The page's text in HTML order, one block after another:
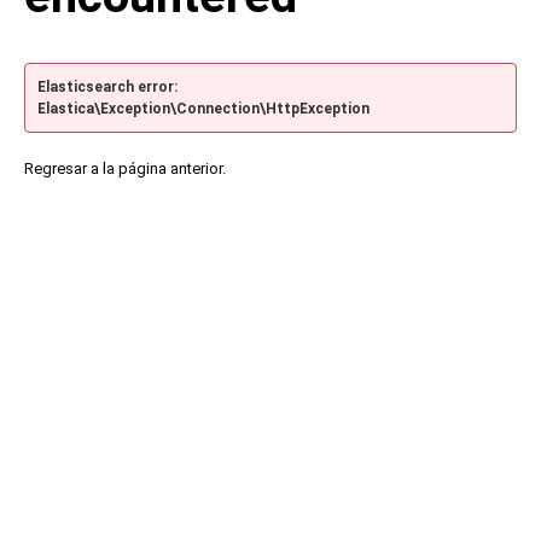
Elasticsearch error:
Elastica\Exception\Connection\HttpException
Regresar a la página anterior.